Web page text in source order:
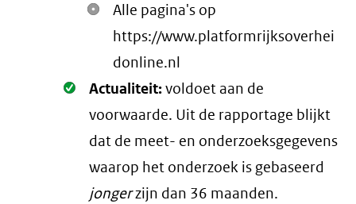
Alle pagina's op
https://www.platformrijksoverhei
donline.nl
Oké.
Actualiteit:voldoet aan de
voorwaarde. Uit de rapportage blijkt
dat de meet- en onderzoeksgegevens
waarop het onderzoek is gebaseerd
jongerzijn dan 36 maanden.